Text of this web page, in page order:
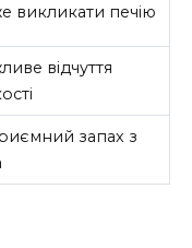
викликати печію
відчуття
запах з